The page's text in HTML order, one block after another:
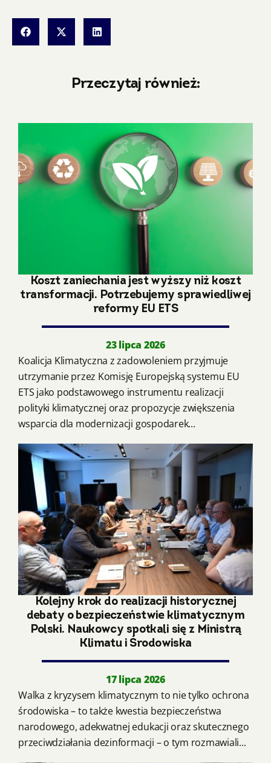
Przeczytaj również:
Koszt zaniechania jest wyższy niż koszt
transformacji. Potrzebujemy sprawiedliwej
reformy EU ETS
23 lipca 2026
Koalicja Klimatyczna z zadowoleniem przyjmuje
utrzymanie przez Komisję Europejską systemu EU
ETS jako podstawowego instrumentu realizacji
polityki klimatycznej oraz propozycje zwiększenia
wsparcia dla modernizacji gospodarek...
Kolejny krok do realizacji historycznej
debaty o bezpieczeństwie klimatycznym
Polski. Naukowcy spotkali się z Ministrą
Klimatu i Środowiska
17 lipca 2026
Walka z kryzysem klimatycznym to nie tylko ochrona
środowiska – to także kwestia bezpieczeństwa
narodowego, adekwatnej edukacji oraz skutecznego
przeciwdziałania dezinformacji – o tym rozmawiali...